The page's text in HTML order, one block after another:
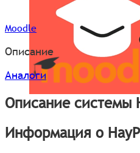
Moodle
Описание
Аналоги
Описание системы
Информация о